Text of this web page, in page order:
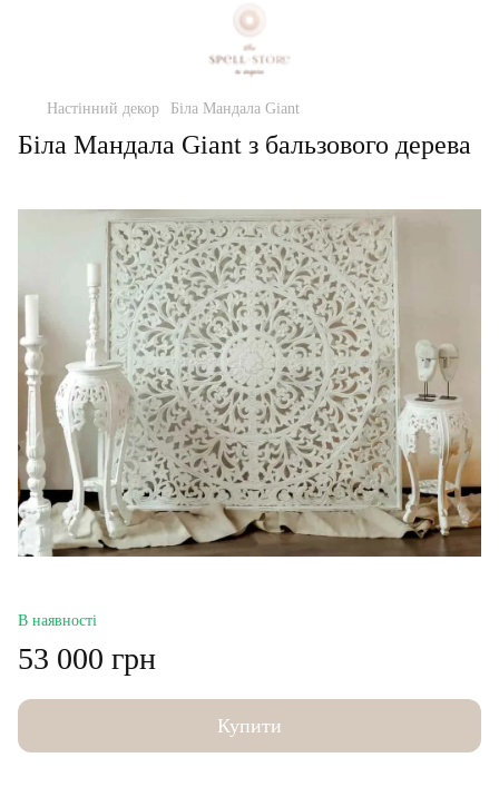
Настінний декор Біла Мандала Giant
Біла Мандала Giant з бальзового дерева
В наявності
53 000 грн
Купити